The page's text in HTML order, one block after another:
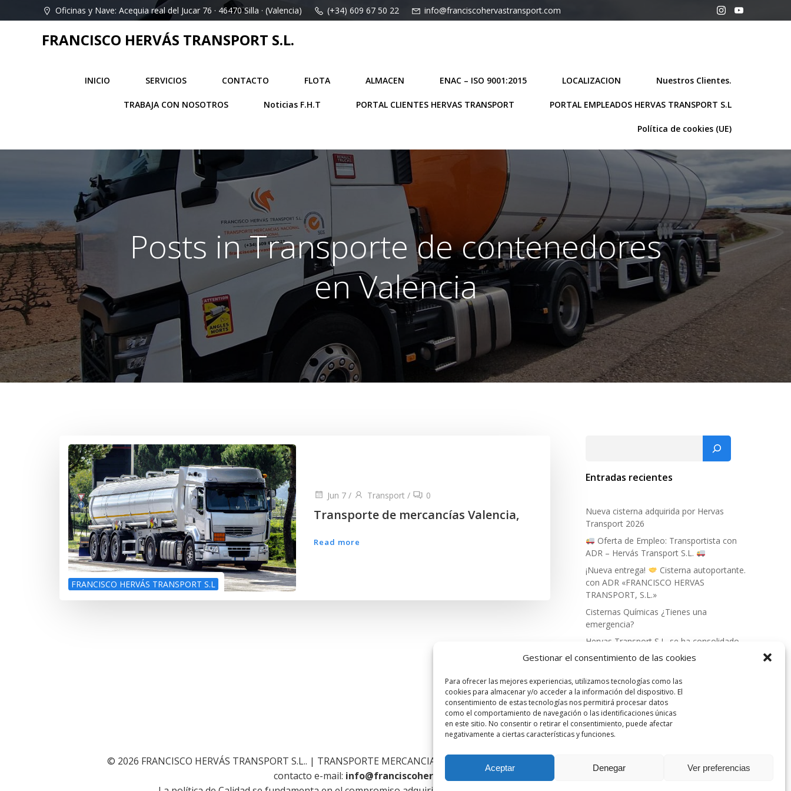
Gestionar el consentimiento de las cookies
Para ofrecer las mejores experiencias, utilizamos tecnologías como las
cookies para almacenar y/o acceder a la información del dispositivo. El
consentimiento de estas tecnologías nos permitirá procesar datos
como el comportamiento de navegación o las identificaciones únicas
en este sitio. No consentir o retirar el consentimiento, puede afectar
negativamente a ciertas características y funciones.
Aceptar Denegar Ver preferencias
al
contenido
Oficinas y Nave: Acequia real del Jucar 76 · 46470 Silla · (Valencia) (+34) 609 67 50 22 info@franciscohervastransport.com
FRANCISCO HERVÁS TRANSPORT S.L.
INICIO SERVICIOS CONTACTO FLOTA ALMACEN ENAC – ISO 9001:2015 LOCALIZACION Nuestros Clientes.
TRABAJA CON NOSOTROS Noticias F.H.T PORTAL CLIENTES HERVAS TRANSPORT PORTAL EMPLEADOS HERVAS TRANSPORT S.L
Política de cookies (UE)
Posts in Transporte de contenedores
en Valencia
FRANCISCO HERVÁS TRANSPORT S.L
Jun 7 / Transport / 0
Transporte de mercancías Valencia,
Read more
Entradas recientes
Nueva cisterna adquirida por Hervas
Transport 2026
Oferta de Empleo: Transportista con
ADR – Hervás Transport S.L.
¡Nueva entrega!
Cisterna autoportante.
con ADR «FRANCISCO HERVAS
TRANSPORT, S.L.»
Cisternas Químicas ¿Tienes una
emergencia?
Hervas Transport S.L. se ha consolidado
como líder en el sector del transporte de
© 2026 FRANCISCO HERVÁS TRANSPORT S.L.. | TRANSPORTE MERCANCIAS NACIONAL INTERNACIONAL.|
contacto e-mail: info@franciscohervastransport.com